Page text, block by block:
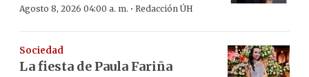
Agosto 8, 2026 04:00 a. m. · Redacción ÚH
Sociedad
La fiesta de Paula Fariña